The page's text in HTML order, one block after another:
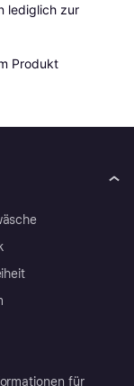
lediglich zur
Produkt
für